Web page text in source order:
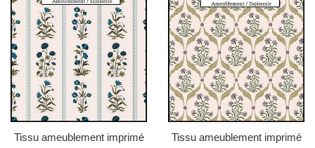
Tissu ameublement imprimé
Tissu ameublement imprimé